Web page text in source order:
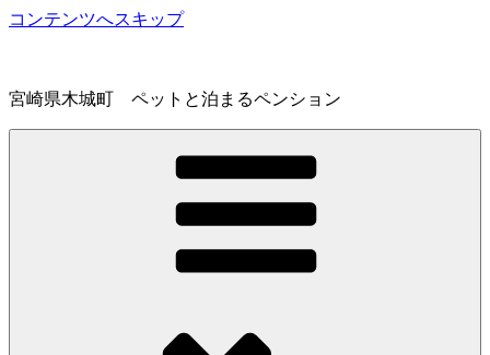
コンテンツへスキップ
宮崎県木城町 ペットと泊まるペンション